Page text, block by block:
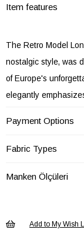
Item features
The Retro Model
nostalgic style, was
of Europe's
elegantly
woven fabric.
It has two side
50% cotton, 50%
Payment Options
Fabric Types
Manken Ölçüleri
Add to My Wish